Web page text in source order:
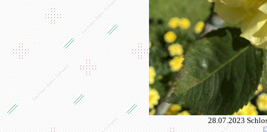
28.07.2023